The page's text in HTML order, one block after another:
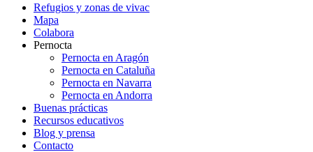
Refugios y zonas de vivac
Mapa
Colabora
Pernocta
Pernocta en Aragón
Pernocta en Cataluña
Pernocta en Navarra
Pernocta en Andorra
Buenas prácticas
Recursos educativos
Blog y prensa
Contacto